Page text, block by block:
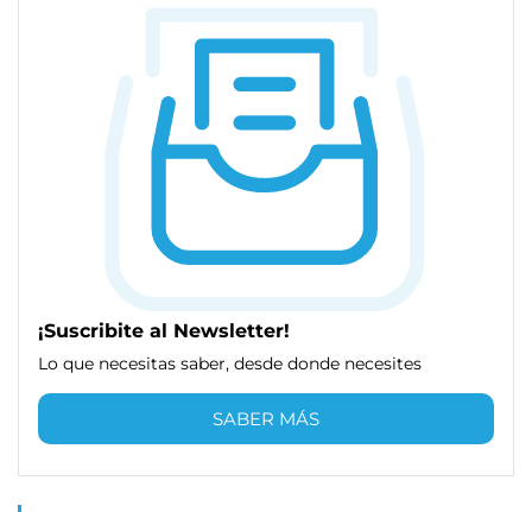
¡Suscribite al Newsletter!
Lo que necesitas saber, desde donde necesites
SABER MÁS